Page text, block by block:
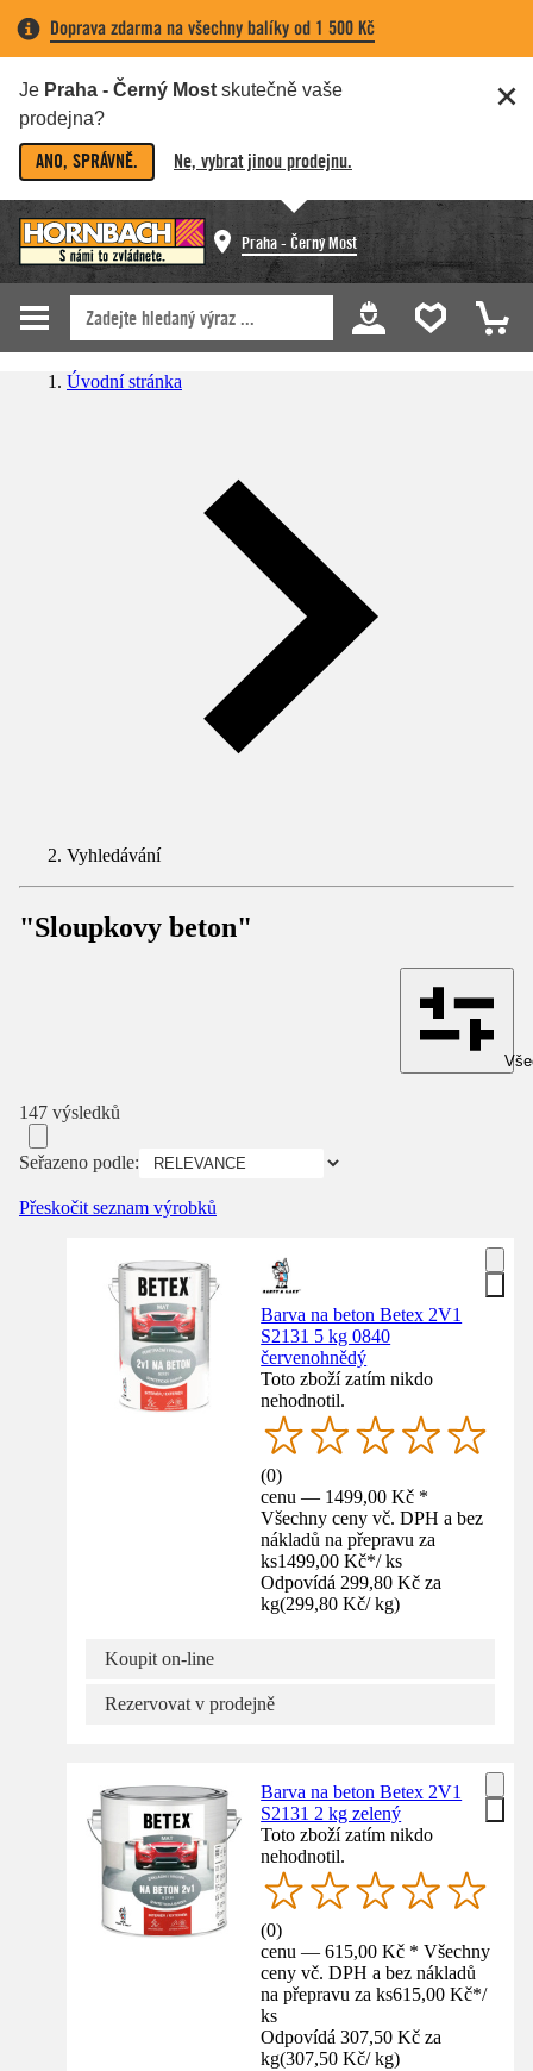
Doprava zdarma na všechny balíky od 1 500 Kč
Je Praha - Černý Most skutečně vaše
prodejna?
ANO, SPRÁVNĚ. Ne, vybrat jinou prodejnu.
Praha - Černý Most
Úvodní stránka
Vyhledávání
"Sloupkovy beton"
147 výsledků
Seřazeno podle:
Přeskočit seznam výrobků
Barva na beton Betex 2V1
S2131 5 kg 0840
červenohnědý
Toto zboží zatím nikdo
nehodnotil.
(0)
cenu — 1499,00 Kč *
Všechny ceny vč. DPH a bez
nákladů na přepravu za
ks1499,00 Kč*/ ks
Odpovídá 299,80 Kč za
kg(299,80 Kč/ kg)
Koupit on-line
Rezervovat v prodejně
Barva na beton Betex 2V1
S2131 2 kg zelený
Toto zboží zatím nikdo
nehodnotil.
(0)
cenu — 615,00 Kč * Všechny
ceny vč. DPH a bez nákladů
na přepravu za ks615,00 Kč*/
ks
Odpovídá 307,50 Kč za
kg(307,50 Kč/ kg)